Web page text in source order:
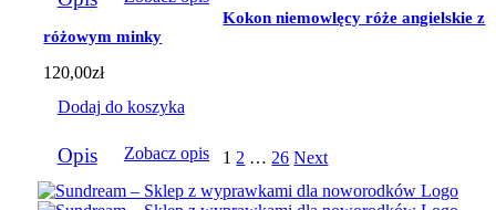
Kokon niemowlęcy róże angielskie z
różowym minky
120,00zł
Dodaj do koszyka
Opis Zobacz opis 1 2 … 26 Next